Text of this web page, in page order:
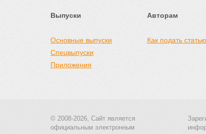
Выпуски
Основные выпуски
Спецвыпуски
Приложения
Авторам
Как подать статью
© 2008-2026, Сайт является
официальным электронным